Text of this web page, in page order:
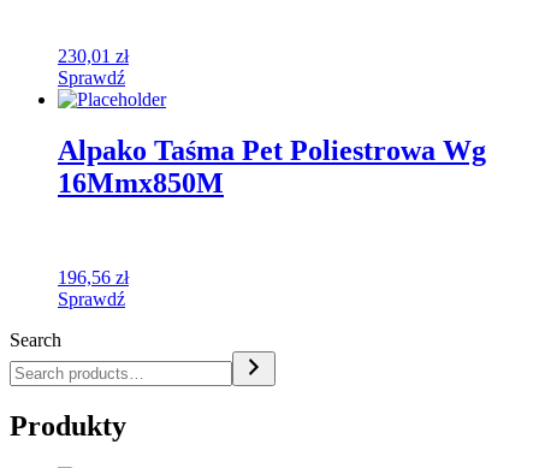
230,01 zł
Sprawdź
Alpako Taśma Pet Poliestrowa Wg
16Mmx850M
196,56 zł
Sprawdź
Search
Produkty